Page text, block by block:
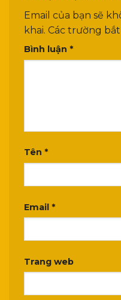
Email của bạn sẽ
khai. Các trường
Bình luận *
Tên *
Email *
Trang web